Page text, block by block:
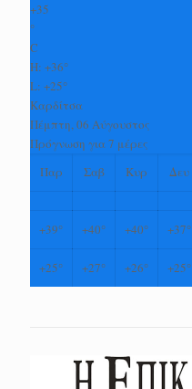
+35
°
C
H: +36°
L: +25°
Καρδίτσα
Πέμπτη, 06 Αύγουστος
Πρόγνωση για 7 μέρες
Παρ
Σαβ Κυρ Δευ
+39° +40° +40° +37°
+25° +27° +26° +25°